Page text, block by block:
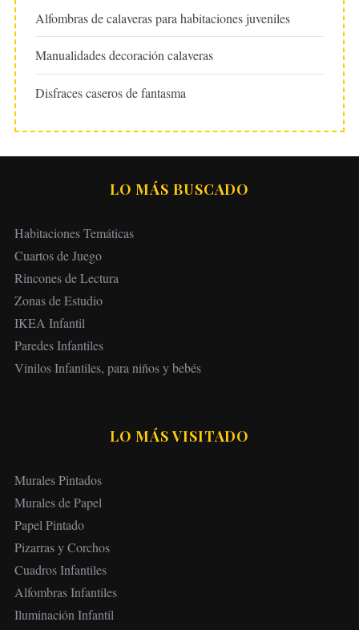
Alfombras de calaveras para habitaciones juveniles
Manualidades decoración calaveras
Disfraces caseros de fantasma
LO MÁS BUSCADO
Habitaciones Temáticas
Cuartos de Juego
Rincones de Lectura
Zonas de Estudio
IKEA Infantil
Paredes Infantiles
Vinilos Infantiles, para niños y bebés
LO MÁS VISITADO
Murales Pintados
Murales de Papel
Papel Pintado
Pizarras y Corchos
Cuadros Infantiles
Alfombras Infantiles
Iluminación Infantil